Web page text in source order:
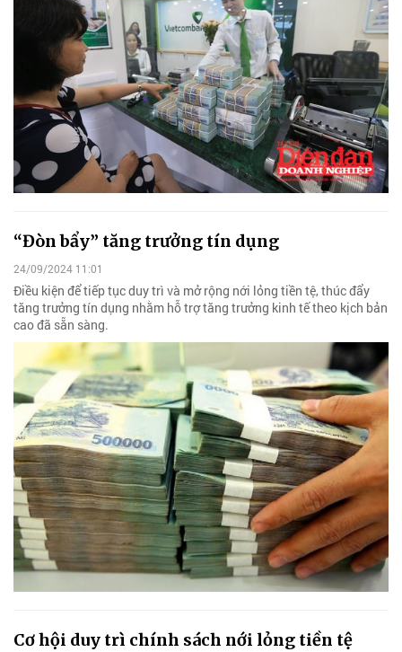
“Đòn bẩy” tăng trưởng tín dụng
24/09/2024 11:01
Điều kiện để tiếp tục duy trì và mở rộng nới lỏng tiền tệ, thúc đẩy
tăng trưởng tín dụng nhằm hỗ trợ tăng trưởng kinh tế theo kịch bản
cao đã sẵn sàng.
Cơ hội duy trì chính sách nới lỏng tiền tệ